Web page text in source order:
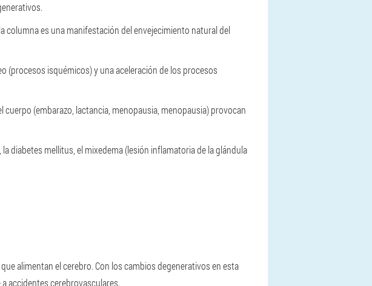
columna es una manifestación del envejecimiento natural del
(procesos isquémicos) y una aceleración de los procesos
(embarazo, lactancia, menopausia, menopausia) provocan
diabetes mellitus, el mixedema (lesión inflamatoria de la glándula
alimentan el cerebro. Con los cambios degenerativos en esta
accidentes cerebrovasculares.